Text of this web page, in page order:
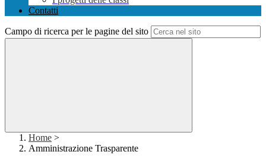
Contatti
Campo di ricerca per le pagine del sito
Home >
Amministrazione Trasparente